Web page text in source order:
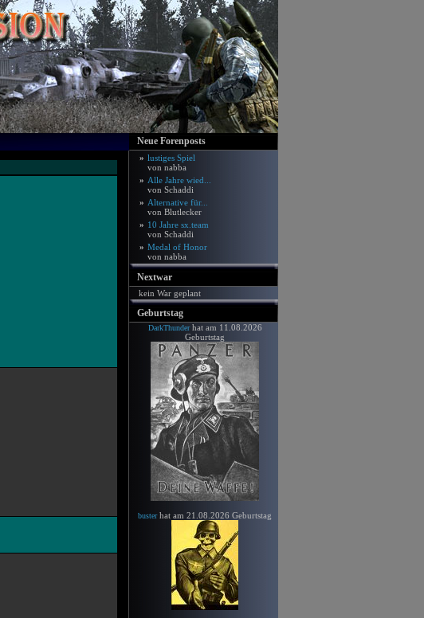
Neue Forenposts
» lustiges Spiel
von nabba
» Alle Jahre wied...
von Schaddi
» Alternative für...
von Blutlecker
» 10 Jahre sx.team
von Schaddi
» Medal of Honor
von nabba
Nextwar
kein War geplant
Geburtstag
DarkThunderhat am 11.08.2026
Geburtstag
busterhat am 21.08.2026 Geburtstag